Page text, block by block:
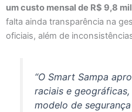
um custo mensal de R$ 9,8
falta ainda transparência na
oficiais, além de
“O Smart Sampa
raciais e
modelo de